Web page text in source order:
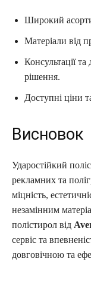
Широкий
Матеріали від
Консультації
рішення.
Доступні ціни
Висновок
Ударостійкий
рекламних та
міцність,
незамінним
полістирол від
сервіс та
довговічною та